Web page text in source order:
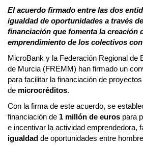
El acuerdo firmado entre las dos
igualdad de oportunidades a través
financiación que fomenta la creación
emprendimiento de los colectivos
MicroBank y la Federación Regional de
de Murcia (FREMM) han firmado un
para facilitar la financiación de
de microcréditos.
Con la firma de este acuerdo, se
financiación de 1 millón de euros para
e incentivar la actividad emprendedora,
igualdad de oportunidades entre